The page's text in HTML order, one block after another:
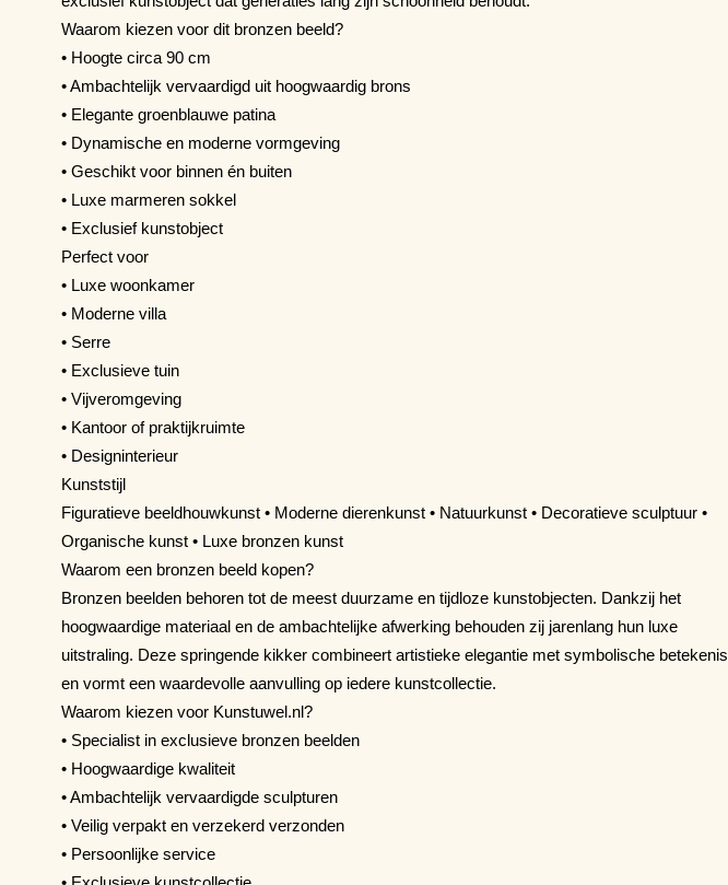
Waarom kiezen voor dit bronzen beeld?
• Hoogte circa 90 cm
• Ambachtelijk vervaardigd uit hoogwaardig brons
• Elegante groenblauwe patina
• Dynamische en moderne vormgeving
• Geschikt voor binnen én buiten
• Luxe marmeren sokkel
• Exclusief kunstobject
Perfect voor
• Luxe woonkamer
• Moderne villa
• Serre
• Exclusieve tuin
• Vijveromgeving
• Kantoor of praktijkruimte
• Designinterieur
Kunststijl
Figuratieve beeldhouwkunst • Moderne dierenkunst • Natuurkunst • Decoratieve sculptuur •
Organische kunst • Luxe bronzen kunst
Waarom een bronzen beeld kopen?
Bronzen beelden behoren tot de meest duurzame en tijdloze kunstobjecten. Dankzij het
hoogwaardige materiaal en de ambachtelijke afwerking behouden zij jarenlang hun luxe
uitstraling. Deze springende kikker combineert artistieke elegantie met symbolische betekenis
en vormt een waardevolle aanvulling op iedere kunstcollectie.
Waarom kiezen voor Kunstuwel.nl?
• Specialist in exclusieve bronzen beelden
• Hoogwaardige kwaliteit
• Ambachtelijk vervaardigde sculpturen
• Veilig verpakt en verzekerd verzonden
• Persoonlijke service